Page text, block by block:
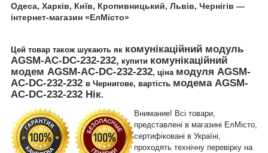
Одеса, Харків, Київ, Кропивницький, Львів, Чернігів —
інтернет-магазин «ЕлМісто»
Цей товар також шукають як комунікаційний модуль
AGSM-AC-DC-232-232, купити комунікаційний
модем AGSM-AC-DC-232-232, ціна модуля AGSM-
AC-DC-232-232 в Чернигове, вартість модема AGSM-
AC-DC-232-232 Нік.
Внимание! Всі товари,
представлені в магазині ЕлМісто,
сертифіковані в Україні,
проходять технічну перевірку на